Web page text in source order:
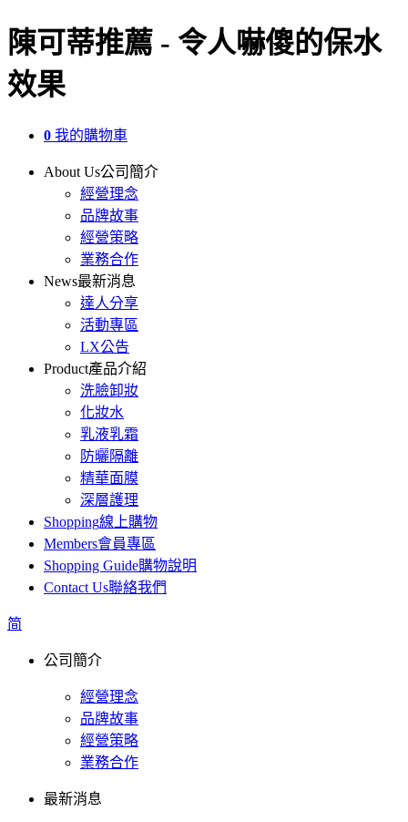
陳可蒂推薦 - 令人嚇傻的保水
效果
0 我的購物車
About Us公司簡介
經營理念
品牌故事
經營策略
業務合作
News最新消息
達人分享
活動專區
LX公告
Product產品介紹
洗臉卸妝
化妝水
乳液乳霜
防曬隔離
精華面膜
深層護理
Shopping線上購物
Members會員專區
Shopping Guide購物說明
Contact Us聯絡我們
简
公司簡介
經營理念
品牌故事
經營策略
業務合作
最新消息